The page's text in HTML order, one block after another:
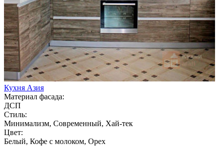
Кухня Азия
Материал фасада:
ДСП
Стиль:
Минимализм, Современный, Хай-тек
Цвет:
Белый, Кофе с молоком, Орех